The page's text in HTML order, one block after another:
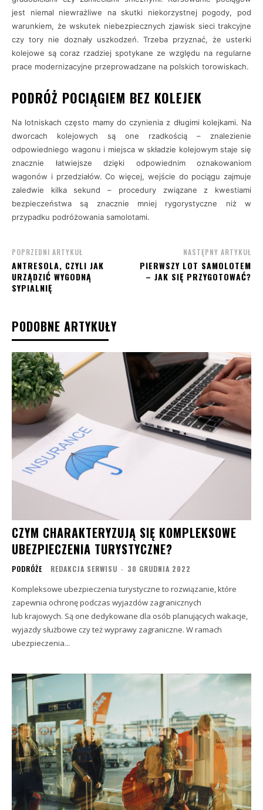
jest niemal niewrażliwe na skutki niekorzystnej pogody, pod
warunkiem, że wskutek niebezpiecznych zjawisk sieci trakcyjne
czy tory nie doznały uszkodzeń. Trzeba przyznać, że usterki
kolejowe są coraz rzadziej spotykane ze względu na regularne
prace modernizacyjne przeprowadzane na polskich torowiskach.
PODRÓŻ POCIĄGIEM BEZ KOLEJEK
Na lotniskach często mamy do czynienia z długimi kolejkami. Na
dworcach kolejowych są one rzadkością – znalezienie
odpowiedniego wagonu i miejsca w składzie kolejowym staje się
znacznie łatwiejsze dzięki odpowiednim oznakowaniom
wagonów i przedziałów. Co więcej, wejście do pociągu zajmuje
zaledwie kilka sekund – procedury związane z kwestiami
bezpieczeństwa są znacznie mniej rygorystyczne niż w
przypadku podróżowania samolotami.
POPRZEDNI ARTYKUŁ
ANTRESOLA, CZYLI JAK
URZĄDZIĆ WYGODNĄ
SYPIALNIĘ
NASTĘPNY ARTYKUŁ
PIERWSZY LOT SAMOLOTEM
– JAK SIĘ PRZYGOTOWAĆ?
PODOBNE ARTYKUŁY
CZYM CHARAKTERYZUJĄ SIĘ KOMPLEKSOWE
UBEZPIECZENIA TURYSTYCZNE?
PODRÓŻE REDAKCJA SERWISU - 30 GRUDNIA 2022
Kompleksowe ubezpieczenia turystyczne to rozwiązanie, które
zapewnia ochronę podczas wyjazdów zagranicznych
lub krajowych. Są one dedykowane dla osób planujących wakacje,
wyjazdy służbowe czy też wyprawy zagraniczne. W ramach
ubezpieczenia...